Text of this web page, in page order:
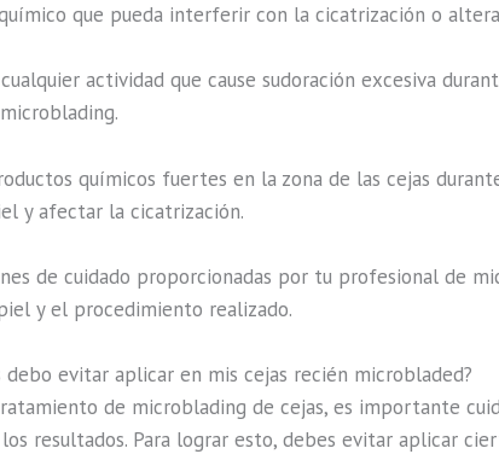
que pueda interferir con la cicatrización o
actividad que cause sudoración excesiva
químicos fuertes en la zona de las cejas
y afectar la cicatrización.
de cuidado proporcionadas por tu profesional de
y el procedimiento realizado.
evitar aplicar en mis cejas recién microbladed?
de microblading de cejas, es importante
resultados. Para lograr esto, debes evitar aplicar